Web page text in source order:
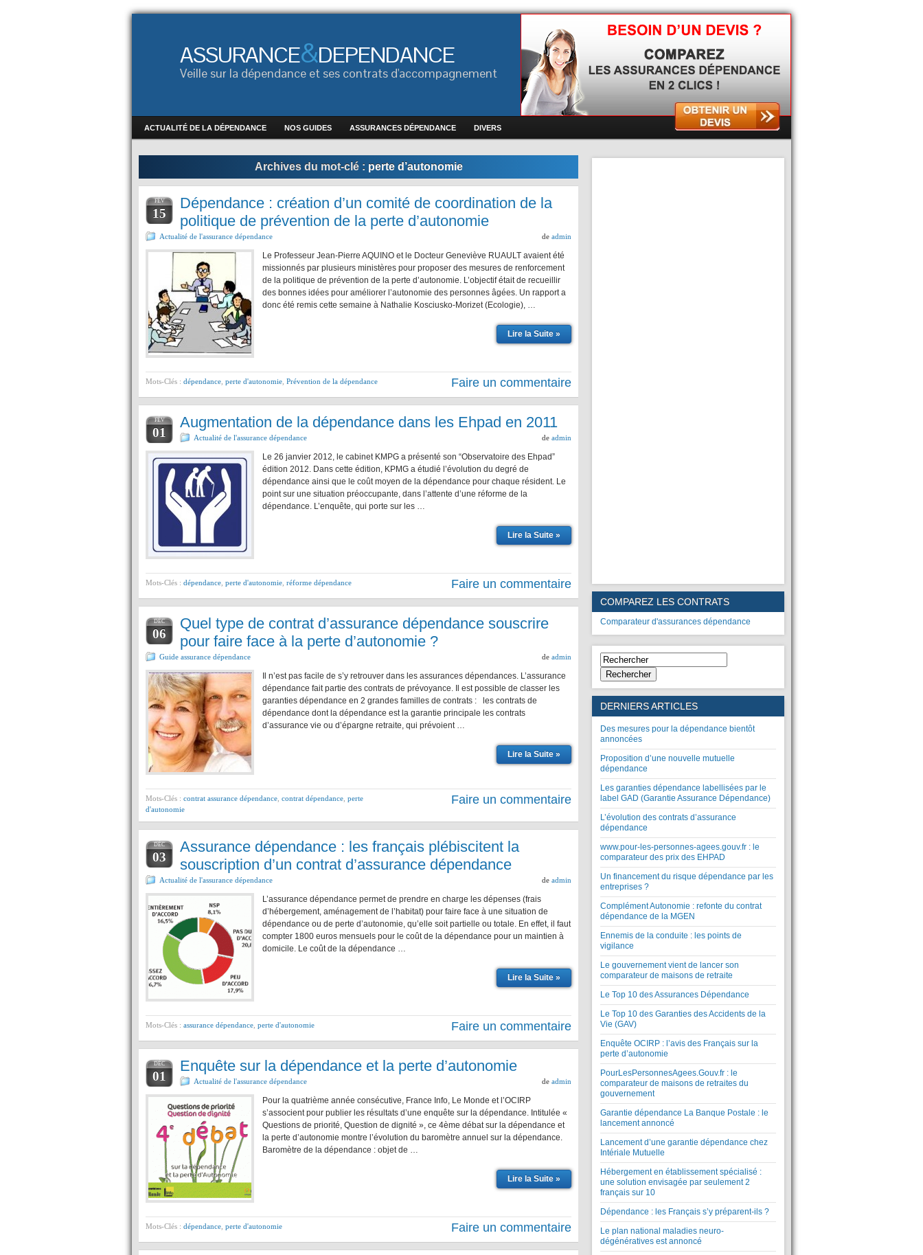
ASSURANCE&DEPENDANCE
Veille sur la dépendance et ses contrats d'accompagnement
ACTUALITÉ DE LA DÉPENDANCE NOS GUIDES ASSURANCES DÉPENDANCE DIVERS
Archives du mot-clé : perte d’autonomie
FÉV
15
Dépendance : création d’un comité de coordination de la
politique de prévention de la perte d’autonomie
Actualité de l'assurance dépendance de admin
Le Professeur Jean-Pierre AQUINO et le Docteur Geneviève RUAULT avaient été
missionnés par plusieurs ministères pour proposer des mesures de renforcement
de la politique de prévention de la perte d’autonomie. L’objectif était de recueillir
des bonnes idées pour améliorer l’autonomie des personnes âgées. Un rapport a
donc été remis cette semaine à Nathalie Kosciusko-Morizet (Ecologie), …
Lire la Suite »
Mots-Clés : dépendance perte d'autonomie Prévention de la dépendance Faire un commentaire
FÉV
01
Augmentation de la dépendance dans les Ehpad en 2011
Actualité de l'assurance dépendance de admin
Le 26 janvier 2012, le cabinet KMPG a présenté son “Observatoire des Ehpad”
édition 2012. Dans cette édition, KPMG a étudié l’évolution du degré de
dépendance ainsi que le coût moyen de la dépendance pour chaque résident. Le
point sur une situation préoccupante, dans l’attente d’une réforme de la
dépendance. L’enquête, qui porte sur les …
Lire la Suite »
Mots-Clés : dépendance perte d'autonomie réforme dépendance Faire un commentaire
DÉC
06
Quel type de contrat d’assurance dépendance souscrire
pour faire face à la perte d’autonomie ?
Guide assurance dépendance de admin
Il n’est pas facile de s’y retrouver dans les assurances dépendances. L’assurance
dépendance fait partie des contrats de prévoyance. Il est possible de classer les
garanties dépendance en 2 grandes familles de contrats : les contrats de
dépendance dont la dépendance est la garantie principale les contrats
d’assurance vie ou d’épargne retraite, qui prévoient …
Lire la Suite »
Mots-Clés : contrat assurance dépendance contrat dépendance perte
d'autonomie
Faire un commentaire
DÉC
03
Assurance dépendance : les français plébiscitent la
souscription d’un contrat d’assurance dépendance
Actualité de l'assurance dépendance de admin
L’assurance dépendance permet de prendre en charge les dépenses (frais
d’hébergement, aménagement de l’habitat) pour faire face à une situation de
dépendance ou de perte d’autonomie, qu’elle soit partielle ou totale. En effet, il faut
compter 1800 euros mensuels pour le coût de la dépendance pour un maintien à
domicile. Le coût de la dépendance …
Lire la Suite »
Mots-Clés : assurance dépendance perte d'autonomie Faire un commentaire
DÉC
01
Enquête sur la dépendance et la perte d’autonomie
Actualité de l'assurance dépendance de admin
Pour la quatrième année consécutive, France Info, Le Monde et l’OCIRP
s’associent pour publier les résultats d’une enquête sur la dépendance. Intitulée «
Questions de priorité, Question de dignité », ce 4ème débat sur la dépendance et
la perte d’autonomie montre l’évolution du baromètre annuel sur la dépendance.
Baromètre de la dépendance : objet de …
Lire la Suite »
Mots-Clés : dépendance perte d'autonomie Faire un commentaire
COMPAREZ LES CONTRATS
Comparateur d'assurances dépendance
Rechercher
DERNIERS ARTICLES
Des mesures pour la dépendance bientôt
annoncées
Proposition d’une nouvelle mutuelle
dépendance
Les garanties dépendance labellisées par le
label GAD (Garantie Assurance Dépendance)
L’évolution des contrats d’assurance
dépendance
www.pour-les-personnes-agees.gouv.fr : le
comparateur des prix des EHPAD
Un financement du risque dépendance par les
entreprises ?
Complément Autonomie : refonte du contrat
dépendance de la MGEN
Ennemis de la conduite : les points de
vigilance
Le gouvernement vient de lancer son
comparateur de maisons de retraite
Le Top 10 des Assurances Dépendance
Le Top 10 des Garanties des Accidents de la
Vie (GAV)
Enquête OCIRP : l’avis des Français sur la
perte d’autonomie
PourLesPersonnesAgees.Gouv.fr : le
comparateur de maisons de retraites du
gouvernement
Garantie dépendance La Banque Postale : le
lancement annoncé
Lancement d’une garantie dépendance chez
Intériale Mutuelle
Hébergement en établissement spécialisé :
une solution envisagée par seulement 2
français sur 10
Dépendance : les Français s’y préparent-ils ?
Le plan national maladies neuro-
dégénératives est annoncé